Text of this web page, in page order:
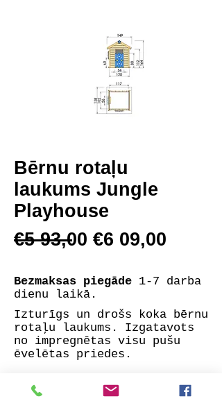
Bērnu rotaļu
laukums Jungle
Playhouse
€5 93,00 €6 09,00
Bezmaksas piegāde 1-7 darba
dienu laikā.
Izturīgs un drošs koka bērnu
rotaļu laukums. Izgatavots
no impregnētas visu pušu
ēvelētas priedes.
Komplektā: garināti